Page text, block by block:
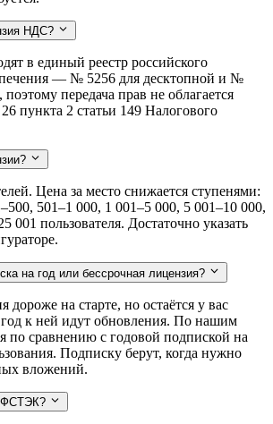
НДС?
в единый реестр российского
— № 5256 для десктопной и №
передача прав не облагается
пункта 2 статьи 149 Налогового
Цена за место снижается ступенями:
501–1 000, 1 001–5 000, 5 001–10 000,
001 пользователя. Достаточно указать
на год или бессрочная лицензия?
дороже на старте, но остаётся у вас
к ней идут обновления. По нашим
по сравнению с годовой подпиской на
Подписку берут, когда нужно
вложений.
ФСТЭК?